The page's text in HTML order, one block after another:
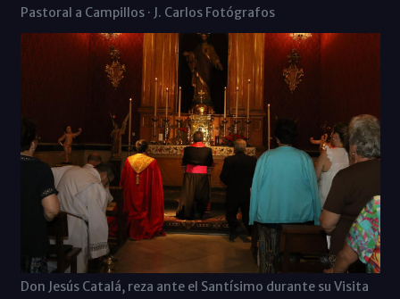
Pastoral a Campillos · J. Carlos Fotógrafos
Don Jesús Catalá, reza ante el Santísimo durante su Visita